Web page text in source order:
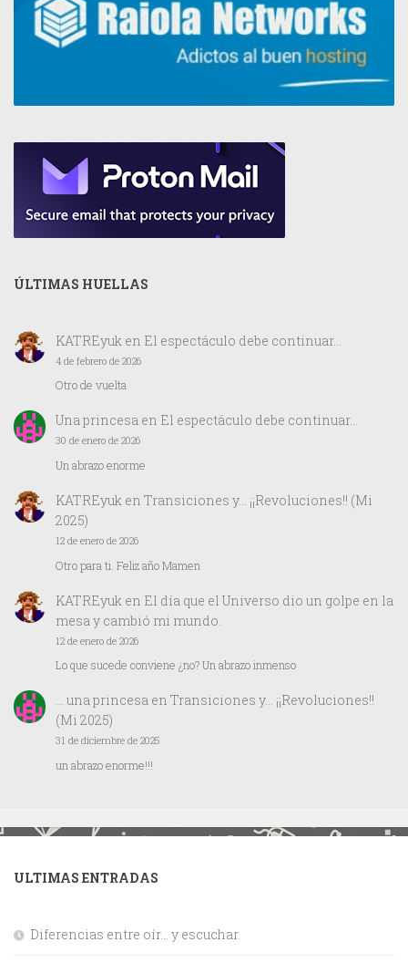
ÚLTIMAS HUELLAS
KATREyuk en El espectáculo debe continuar…
4 de febrero de 2026
Otro de vuelta
Una princesaen El espectáculo debe continuar…
30 de enero de 2026
Un abrazo enorme
KATREyuken Transiciones y… ¡¡Revoluciones!! (Mi
2025)
12 de enero de 2026
Otro para ti. Feliz año Mamen
KATREyuk en El día que el Universo dio un golpe en la
mesa y cambió mi mundo.
12 de enero de 2026
Lo que sucede conviene ¿no? Un abrazo inmenso
… una princesaen Transiciones y… ¡¡Revoluciones!!
(Mi 2025)
31 de diciembre de 2025
un abrazo enorme!!!
ULTIMAS ENTRADAS
Diferencias entre oír… y escuchar.